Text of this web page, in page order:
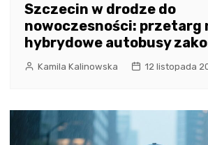
Szczecin w drodze do
nowoczesności: przetarg
hybrydowe autobusy
Kamila Kalinowska 12 listopada